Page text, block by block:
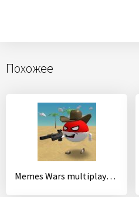
Похожее
Memes Wars multiplayer sandbox